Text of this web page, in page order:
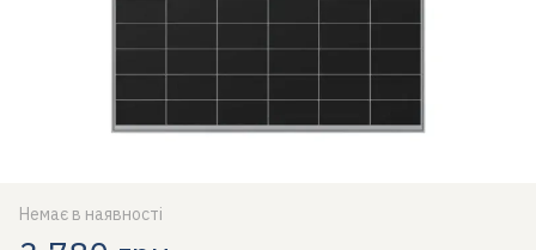
Немає в наявності